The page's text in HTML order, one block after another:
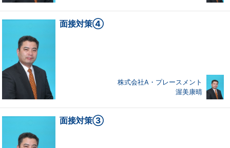
面接対策④
株式会社A・プレースメント
渥美康晴
面接対策③